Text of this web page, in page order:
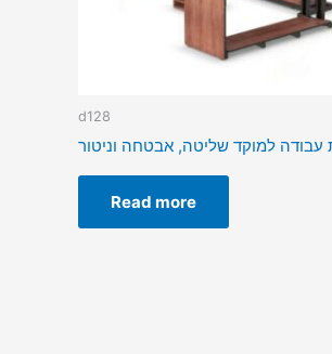
d128
עבודה למוקד שליטה, אבטחה וניטור
Read more